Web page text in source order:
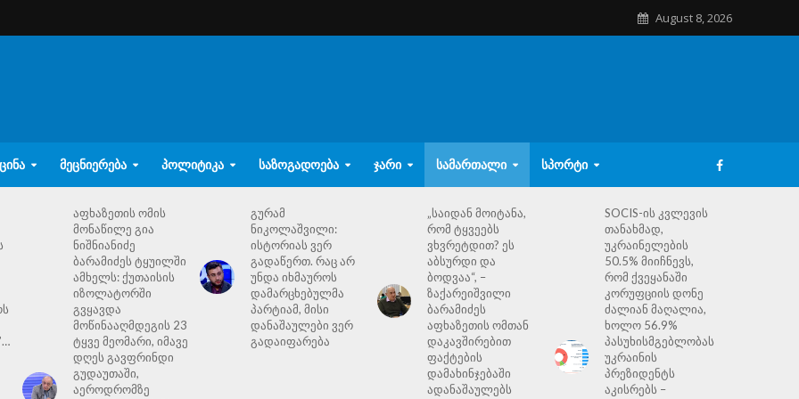
August 8, 2026
ᲛᲔᲪᲜᲘᲔᲠᲔᲑᲐ ᲞᲝᲚᲘᲢᲘᲙᲐ ᲡᲐᲖᲝᲒᲐᲓᲝᲔᲑᲐ ᲯᲐᲠᲘ ᲡᲐᲛᲐᲠᲗᲐᲚᲘ ᲡᲞᲝᲠᲢᲘ
აფხაზეთის ომის
მონაწილე გია
ნიშნიანიძე
ბარამიძეს ტყუილში
ამხელს: ქუთაისის
იზოლატორში
გვყავდა
მოწინააღმდეგის 23
ტყვე მეომარი, იმავე
დღეს გავფრინდი
გუდაუთაში,
აეროდრომზე
გურამ
ნიკოლაშვილი:
ისტორიას ვერ
გადაწერთ. რაც არ
უნდა იხმაუროს
დამარცხებულმა
პარტიამ, მისი
დანაშაულები ვერ
გადაიფარება
„საიდან მოიტანა,
რომ ტყვეებს
ვხვრეტდით? ეს
აბსურდი და
ბოდვაა“, –
ზაქარეიშვილი
ბარამიძეს
აფხაზეთის ომთან
დაკავშირებით
ფაქტების
დამახინჯებაში
ადანაშაულებს
SOCIS-ის კვლევის
თანახმად,
უკრაინელების
50.5% მიიჩნევს,
რომ ქვეყანაში
კორუფციის დონე
ძალიან მაღალია,
ხოლო 56.9%
პასუხისმგებლობას
უკრაინის
პრეზიდენტს
აკისრებს –